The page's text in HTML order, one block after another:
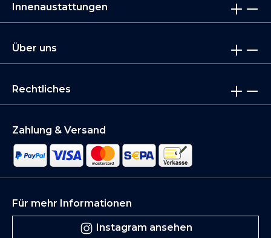
Innenaustattungen
Über uns
Rechtliches
Zahlung & Versand
Für mehr Informationen
Instagram ansehen